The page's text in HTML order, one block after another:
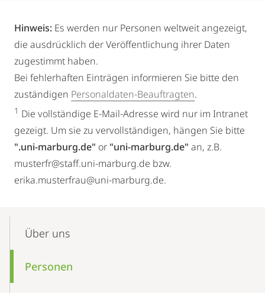
Hinweis: Es werden nur Personen weltweit angezeigt,
die ausdrücklich der Veröffentlichung ihrer Daten
zugestimmt haben.
Bei fehlerhaften Einträgen informieren Sie bitte den
zuständigen Personaldaten-Beauftragten.
1 Die vollständige E-Mail-Adresse wird nur im Intranet
gezeigt. Um sie zu vervollständigen, hängen Sie bitte
".uni-marburg.de" or "uni-marburg.de" an, z.B.
musterfr@staff.uni-marburg.de bzw.
erika.musterfrau@uni-marburg.de.
Content-
NavigationÜber uns
Personen